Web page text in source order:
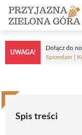
Przejdź
treści
UWAGA!
Dołącz do
Sprzedam |
Spis treści